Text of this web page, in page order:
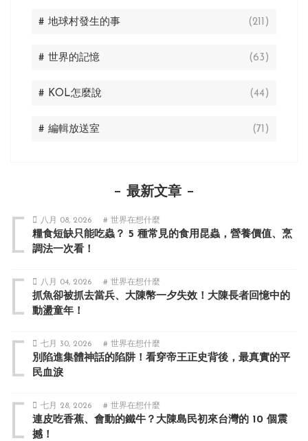
# 地球村發生的事 (211)
# 世界的記憶 (63)
# KOL怎麼說 (44)
# 編輯放送室 (71)
最新文章
八月 08, 2026 # 世界在想什麼
糧食短缺只能吃蟲？ 5 種常見的食用昆蟲，營養價值、烹
調法一次看！
八月 04, 2026 # 世界在想什麼
抓魚卻被抓去當兵、大陳幣一夕失效！大陳長者回憶中的
動盪童年！
七月 30, 2026 # 世界在想什麼
別陷進集體神話的陷阱！看穿帝王正史背後，最真實的平
民血淚
七月 28, 2026 # 世界在想什麼
連皮吃香蕉、會動的鐵牛？大陳島民初來台灣的 10 個震
撼！